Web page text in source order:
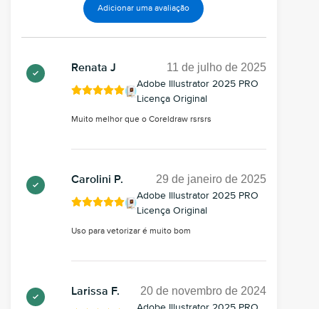
Adicionar uma avaliação
Renata J 11 de julho de 2025
Adobe Illustrator 2025 PRO
Licença Original
Muito melhor que o Coreldraw rsrsrs
Carolini P. 29 de janeiro de 2025
Adobe Illustrator 2025 PRO
Licença Original
Uso para vetorizar é muito bom
Larissa F. 20 de novembro de 2024